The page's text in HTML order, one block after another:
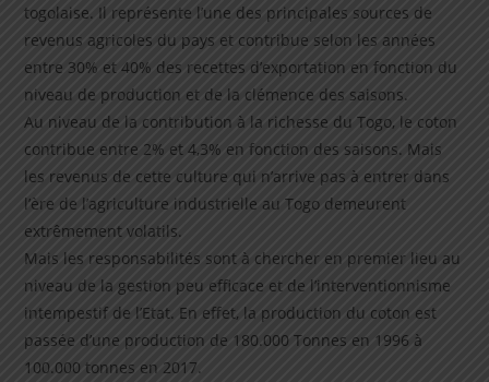
togolaise. Il représente l’une des principales sources de
revenus agricoles du pays et contribue selon les années
entre 30% et 40% des recettes d’exportation en fonction du
niveau de production et de la clémence des saisons.
Au niveau de la contribution à la richesse du Togo, le coton
contribue entre 2% et 4,3% en fonction des saisons. Mais
les revenus de cette culture qui n’arrive pas à entrer dans
l’ère de l’agriculture industrielle au Togo demeurent
extrêmement volatils.
Mais les responsabilités sont à chercher en premier lieu au
niveau de la gestion peu efficace et de l’interventionnisme
intempestif de l’Etat. En effet, la production du coton est
passée d’une production de 180.000 Tonnes en 1996 à
100.000 tonnes en 2017.